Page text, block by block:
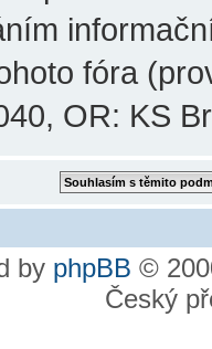
fóra
OR: KS
by phpBB ©
Český